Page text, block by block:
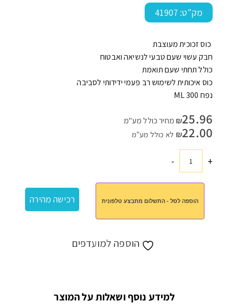
מק"ט: 41907
כוס זכוכית מעוצבת
חבק עשוי שעם טבעי לנשיאה ואבטוח
כולל תחתי שעם תואמת
כוס איכותית לשימוש רב פעמי ידידותי לסביבה
נפח 300 ML
₪25.96
מחיר כולל מע"מ
₪22.00 לא כולל מע"מ
+כמות
זכוכית
-
הוספה לסל - התשלום מתבצע טלפונית רכישה מהירה
הוספה למועדפים
למידע נוסף ושאלות על המוצר